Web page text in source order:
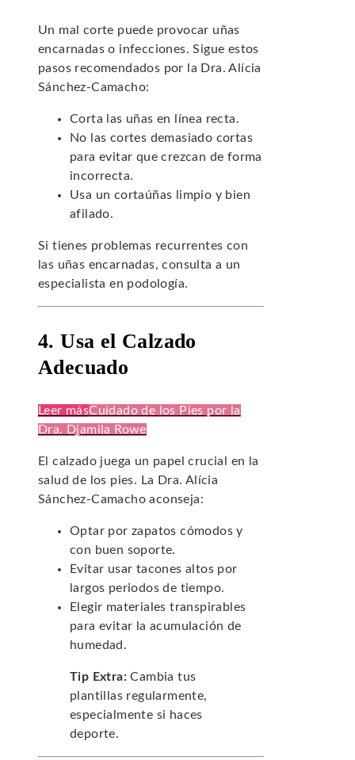
Un mal corte puede provocar uñas
encarnadas o infecciones. Sigue estos
pasos recomendados por la Dra. Alícia
Sánchez-Camacho:
Corta las uñas en línea recta.
No las cortes demasiado cortas
para evitar que crezcan de forma
incorrecta.
Usa un cortaúñas limpio y bien
afilado.
Si tienes problemas recurrentes con
las uñas encarnadas, consulta a un
especialista en podología.
4. Usa el Calzado
Adecuado
Leer másCuidado de los Pies por la
Dra. Djamila Rowe
El calzado juega un papel crucial en la
salud de los pies. La Dra. Alícia
Sánchez-Camacho aconseja:
Optar por zapatos cómodos y
con buen soporte.
Evitar usar tacones altos por
largos periodos de tiempo.
Elegir materiales transpirables
para evitar la acumulación de
humedad.
Tip Extra: Cambia tus
plantillas regularmente,
especialmente si haces
deporte.